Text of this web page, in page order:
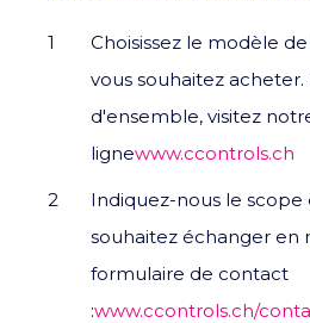
Choisissez le modèle
vous souhaitez
d'ensemble, visitez
lignewww.ccontrols.ch
Indiquez-nous le scope
souhaitez échanger en
formulaire de contact
:www.ccontrols.ch/